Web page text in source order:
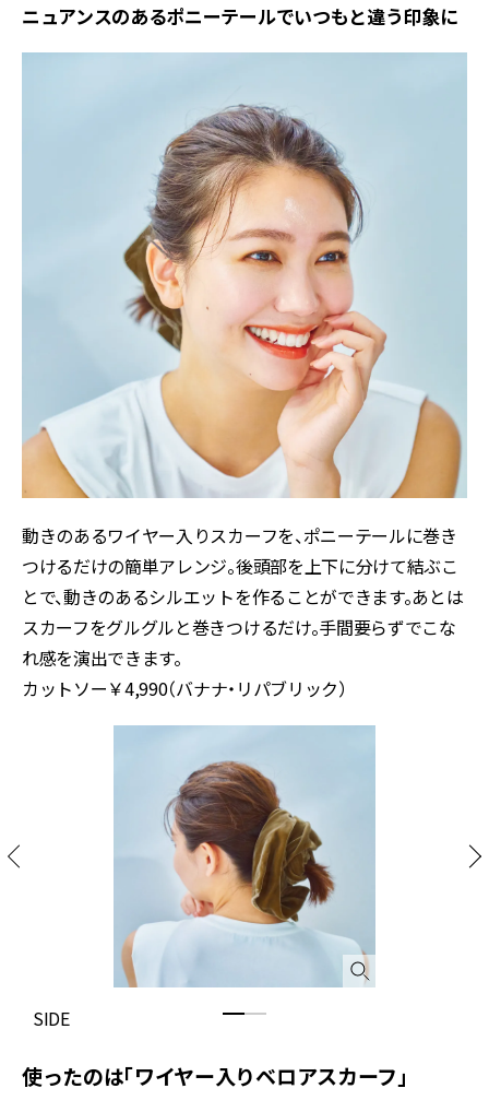
ニュアンスのあるポニーテールでいつもと違う印象に
動きのあるワイヤー入りスカーフを、ポニーテールに巻き
つけるだけの簡単アレンジ。後頭部を上下に分けて結ぶこ
とで、動きのあるシルエットを作ることができます。あとは
スカーフをグルグルと巻きつけるだけ。手間要らずでこな
れ感を演出できます。
カットソー￥4,990（バナナ・リパブリック）
SIDE
使ったのは「ワイヤー入りベロアスカーフ」